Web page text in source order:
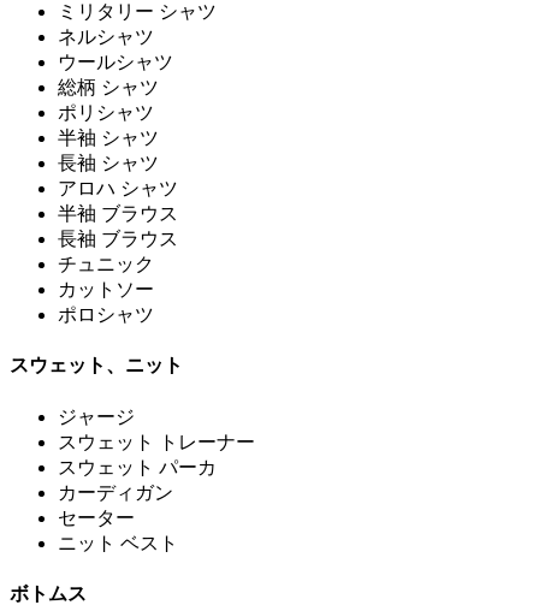
ミリタリー シャツ
ネルシャツ
ウールシャツ
総柄 シャツ
ポリシャツ
半袖 シャツ
長袖 シャツ
アロハ シャツ
半袖 ブラウス
長袖 ブラウス
チュニック
カットソー
ポロシャツ
スウェット、ニット
ジャージ
スウェット トレーナー
スウェット パーカ
カーディガン
セーター
ニット ベスト
ボトムス